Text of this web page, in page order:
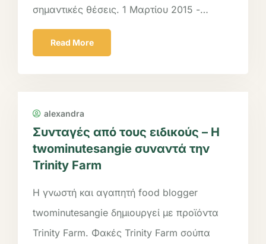
σημαντικές θέσεις. 1 Μαρτίου 2015 -…
Read More
alexandra
Συνταγές από τους ειδικούς – H
twominutesangie συναντά την
Trinity Farm
Η γνωστή και αγαπητή food blogger
twominutesangie δημιουργεί με προϊόντα
Trinity Farm. Φακές Trinity Farm σούπα